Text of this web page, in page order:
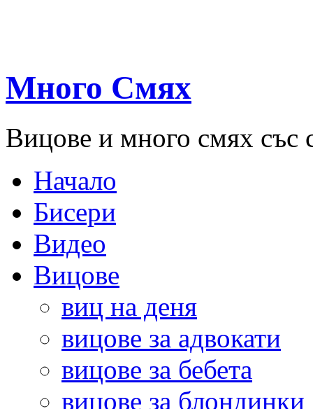
Много Смях
Вицове и много смях със
Начало
Бисери
Видео
Вицове
виц на деня
вицове за адвокати
вицове за бебета
вицове за блондинки